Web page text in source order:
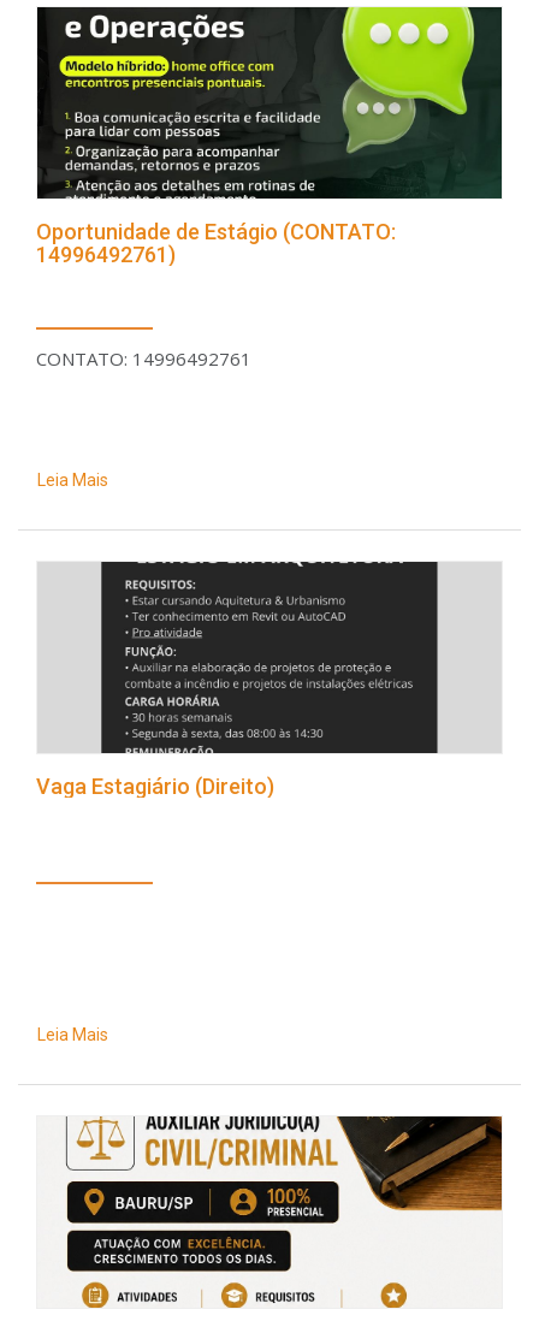
Oportunidade de Estágio (CONTATO:
14996492761)
CONTATO: 14996492761
Leia Mais
Vaga Estagiário (Direito)
Leia Mais